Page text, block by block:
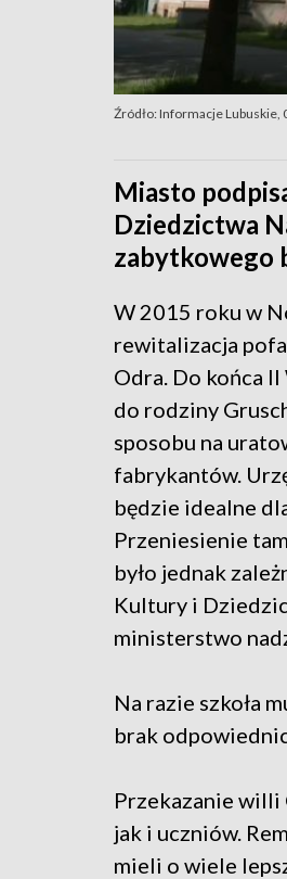
Źródło: Informacje Lubuskie,
Miasto
Dziedzictwa
zabytkowego
W 2015 roku w
rewitalizacja
Odra. Do końca
do rodziny
sposobu na
fabrykantów.
będzie idealne
Przeniesienie
było jednak
Kultury i
ministerstwo
Na razie szkoła
brak
Przekazanie willi
jak i uczniów.
mieli o wiele